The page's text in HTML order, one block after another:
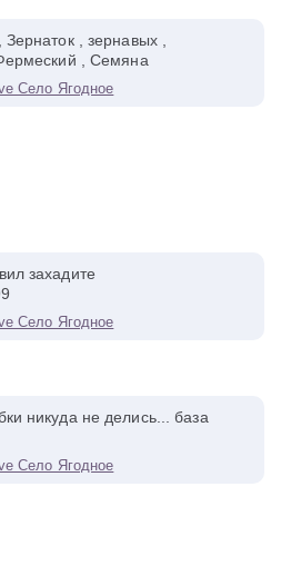
, зернавых ,
, Семяна
Село Ягодное
захадите
Село Ягодное
никуда не делись... база
Село Ягодное